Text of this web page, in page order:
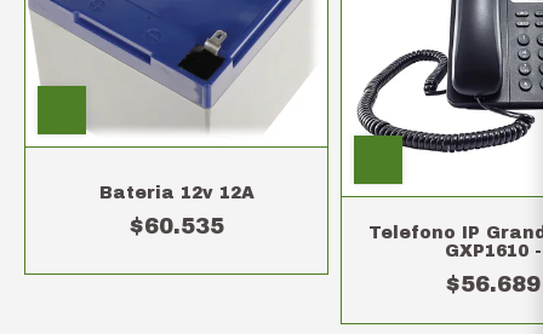
Bateria 12v 12A
$60.535
Telefono IP
GXP1610 -
$56.689